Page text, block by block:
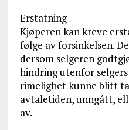
Erstatning
Kjøperen kan kreve
følge av forsinkelsen.
dersom selgeren
hindring utenfor
rimelighet kunne blitt
avtaletiden, unngått,
av.